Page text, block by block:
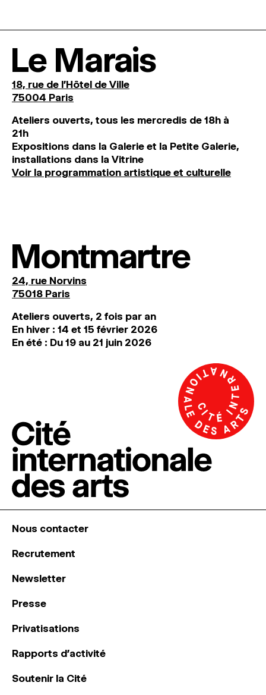
Le Marais
18, rue de l'Hôtel de Ville
75004 Paris
Ateliers ouverts, tous les mercredis de 18h à
21h
Expositions dans la Galerie et la Petite Galerie,
installations dans la Vitrine
Voir la programmation artistique et culturelle
Montmartre
24, rue Norvins
75018 Paris
Ateliers ouverts, 2 fois par an
En hiver : 14 et 15 février 2026
En été : Du 19 au 21 juin 2026
Nous contacter
Recrutement
Newsletter
Presse
Privatisations
Rapports d’activité
Soutenir la Cité